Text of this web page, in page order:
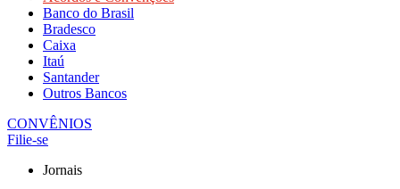
Banco do Brasil
Bradesco
Caixa
Itaú
Santander
Outros Bancos
CONVÊNIOS
Filie-se
Jornais